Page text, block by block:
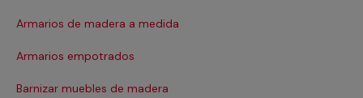
Armarios de madera a medida
Armarios empotrados
Barnizar muebles de madera